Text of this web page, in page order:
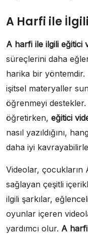
A Harfi ile
A harfi ile ilgili eğitici
süreçlerini daha
harika bir
işitsel materyaller
öğrenmeyi
öğretirken, eğitici
nasıl yazıldığını,
daha iyi
Videolar, çocukların
sağlayan çeşitli
ilgili şarkılar,
oyunlar içeren
yardımcı olur. A